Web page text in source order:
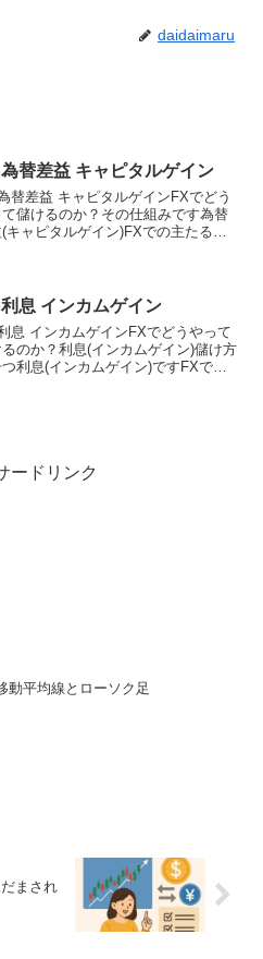
daidaimaru
為替差益 キャピタルゲイン
替差益 キャピタルゲインFXでどう
儲けるのか？その仕組みです為替
(キャピタルゲイン)FXでの主たる儲
利息 インカムゲイン
息 インカムゲインFXでどうやって
のか？利息(インカムゲイン)儲け方
利息(インカムゲイン)ですFXでは
ードリンク
動平均線とローソク足
まされ